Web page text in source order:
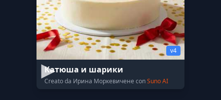
v4
Катюша и шарики
Creato da Ирина Моркевичене conSuno AI